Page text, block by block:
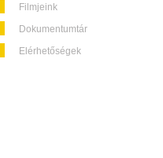
Filmjeink
Dokumentumtár
Elérhetőségek